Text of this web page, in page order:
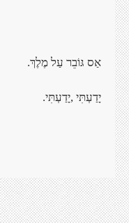
אַס גּוֹבֵר עַל מֶלֶךְ.
יָדַעְתִּי ,יָדַעְתִּי.